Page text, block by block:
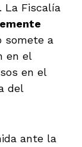
La Fiscalía
somete a
en el
en el
del
ante la